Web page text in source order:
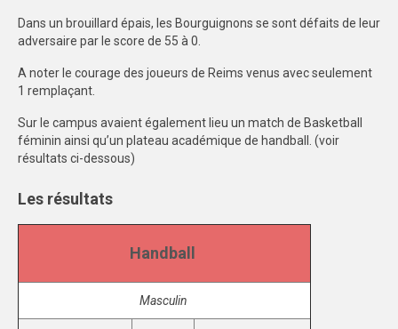
SPORTS CO
DIJON
SPORTS IND
BESANÇON
DIJON
COMMUNICATION
PALMARES
MAG DU SPORT-U
Dans un brouillard épais, les Bourguignons se sont défaits de leur
adversaire par le score de 55 à 0.
A noter le courage des joueurs de Reims venus avec seulement
1 remplaçant.
Sur le campus avaient également lieu un match de Basketball
féminin ainsi qu’un plateau académique de handball. (voir
résultats ci-dessous)
Les résultats
Handball
Masculin